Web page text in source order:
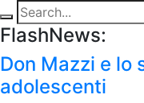
FlashNews:
Don Mazzi e lo
adolescenti